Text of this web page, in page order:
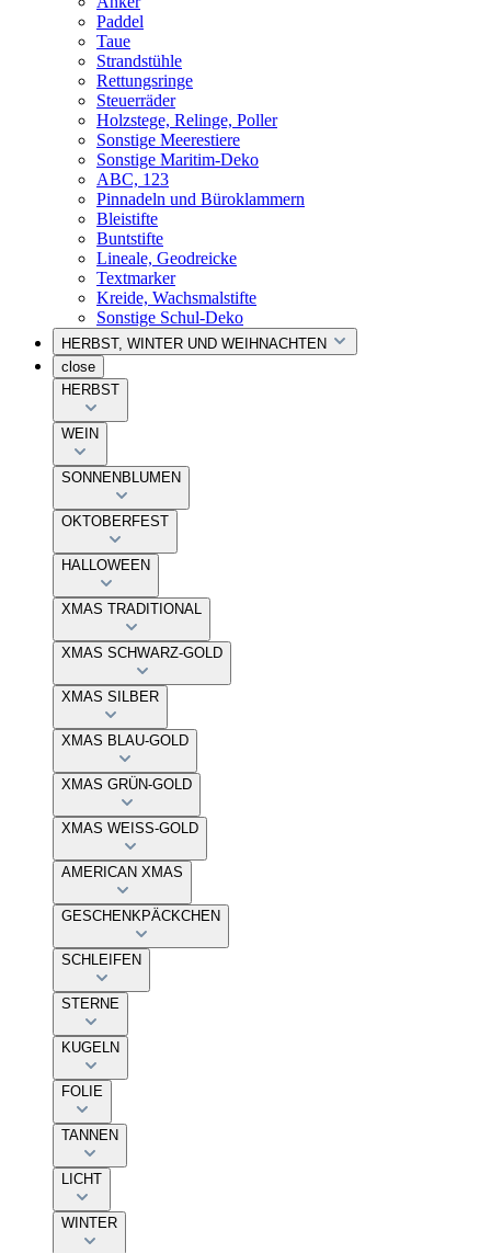
Paddel
Taue
Strandstühle
Rettungsringe
Steuerräder
Holzstege, Relinge, Poller
Sonstige Meerestiere
Sonstige Maritim-Deko
ABC, 123
Pinnadeln und Büroklammern
Bleistifte
Buntstifte
Lineale, Geodreicke
Textmarker
Kreide, Wachsmalstifte
Sonstige Schul-Deko
HERBST, WINTER UND WEIHNACHTEN
close
HERBST
WEIN
SONNENBLUMEN
OKTOBERFEST
HALLOWEEN
XMAS TRADITIONAL
XMAS SCHWARZ-GOLD
XMAS SILBER
XMAS BLAU-GOLD
XMAS GRÜN-GOLD
XMAS WEISS-GOLD
AMERICAN XMAS
GESCHENKPÄCKCHEN
SCHLEIFEN
STERNE
KUGELN
FOLIE
TANNEN
LICHT
WINTER